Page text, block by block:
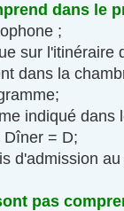
dans le
;
sur l'itinéraire
dans la
indiqué dans
Dîner = D;
d'admission
pas